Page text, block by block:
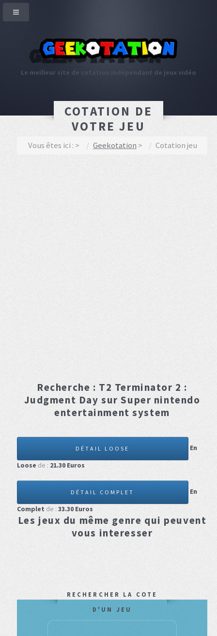
Le meilleur site de cotation indépendant de jeux vidéo
COTATION DE
VOTRE JEU
Vous êtes ici : Geekotation Cotation jeu
Recherche : T2 Terminator 2 :
Judgment Day sur Super nintendo
entertainment system
DÉTAIL LOOSE
En
Loose de : 21.30 Euros
DÉTAIL COMPLET
En
Complet de : 33.30 Euros
Les jeux du même genre qui peuvent
vous interesser
RECHERCHER LA COTE
D'UN JEU